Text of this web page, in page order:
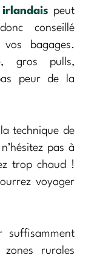
irlandais peut
conseillé
vos bagages.
gros pulls,
peur de la
technique de
pas à
trop chaud !
voyager
suffisamment
rurales